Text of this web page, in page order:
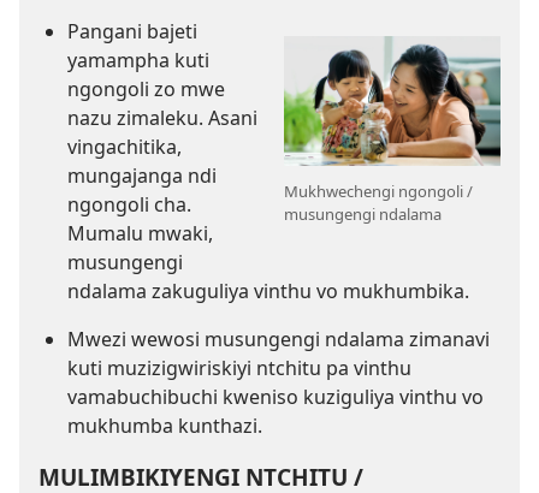
Mukhwechengi ngongoli /
musungengi ndalama
Pangani bajeti
yamampha kuti
ngongoli zo mwe
nazu zimaleku. Asani
vingachitika,
mungajanga ndi
ngongoli cha.
Mumalu mwaki,
musungengi
ndalama zakuguliya vinthu vo mukhumbika.
Mwezi wewosi musungengi ndalama zimanavi
kuti muzizigwiriskiyi ntchitu pa vinthu
vamabuchibuchi kweniso kuziguliya vinthu vo
mukhumba kunthazi.
MULIMBIKIYENGI NTCHITU /